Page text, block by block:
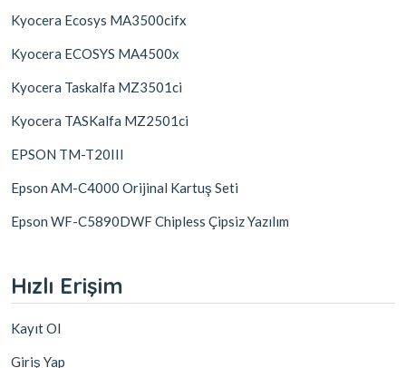
Kyocera Ecosys MA3500cifx
Kyocera ECOSYS MA4500x
Kyocera Taskalfa MZ3501ci
Kyocera TASKalfa MZ2501ci
EPSON TM-T20III
Epson AM-C4000 Orijinal Kartuş Seti
Epson WF-C5890DWF Chipless Çipsiz Yazılım
Hızlı Erişim
Kayıt Ol
Giriş Yap